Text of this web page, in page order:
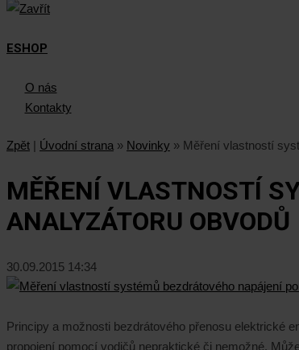
ESHOP
O nás
Kontakty
Zpět | Úvodní strana » Novinky » Měření vlastností
MĚŘENÍ VLASTNOSTÍ
ANALYZÁTORU OBVODŮ
30.09.2015 14:34
Principy a možnosti bezdrátového přenosu elektrické
propojení pomocí vodičů nepraktické či nemožné.